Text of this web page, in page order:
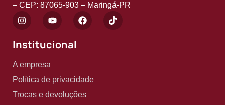
– CEP: 87065-903 – Maringá-PR
Institucional
A empresa
Política de privacidade
Trocas e devoluções